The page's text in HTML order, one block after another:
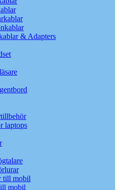
& Adapters
laptops
till mobil
mobil